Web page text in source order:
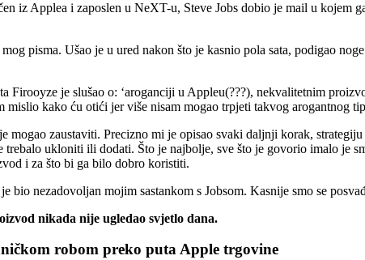
iz Applea i zaposlen u NeXT-u, Steve Jobs dobio je mail u kojem
pisma. Ušao je u ured nakon što je kasnio pola sata, podigao
Firooyze je slušao o: ‘aroganciji u Appleu(???), nekvalitetnim
mislio kako ću otići jer više nisam mogao trpjeti takvog arogantnog
mogao zaustaviti. Precizno mi je opisao svaki daljnji korak,
trebalo ukloniti ili dodati. Što je najbolje, sve što je govorio imalo je
i za što bi ga bilo dobro koristiti.
bio nezadovoljan mojim sastankom s Jobsom. Kasnije smo se
nikada nije ugledao svjetlo dana.
robom preko puta Apple trgovine